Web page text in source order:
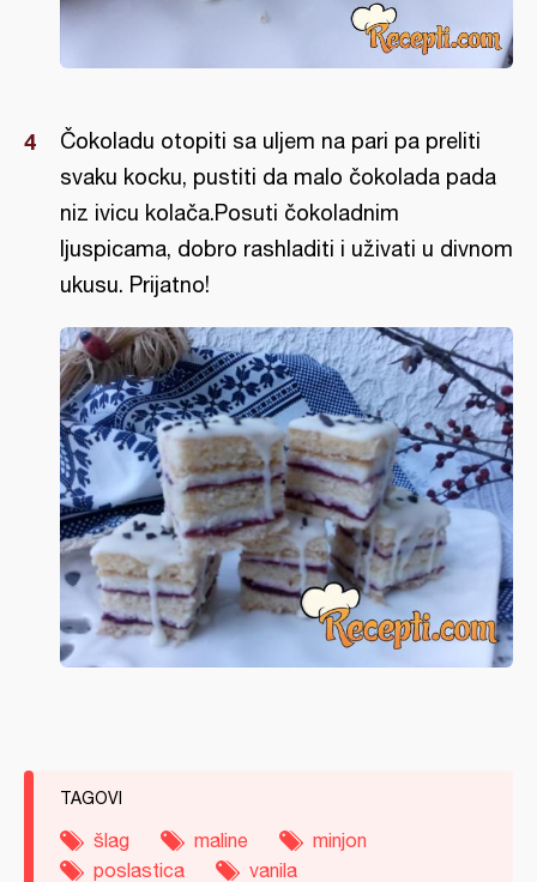
Čokoladu otopiti sa uljem na pari pa preliti
svaku kocku, pustiti da malo čokolada pada
niz ivicu kolača.Posuti čokoladnim
ljuspicama, dobro rashladiti i uživati u divnom
ukusu. Prijatno!
TAGOVI
šlag maline
minjon
poslastica
vanila